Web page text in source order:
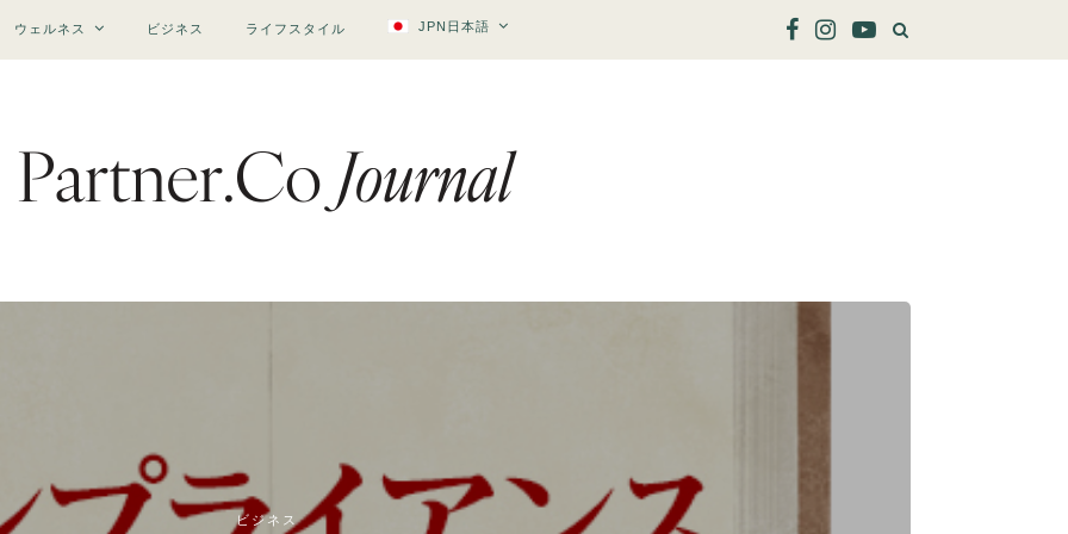
ウェルネス ビジネス ライフスタイル JPN日本語
ビジネス